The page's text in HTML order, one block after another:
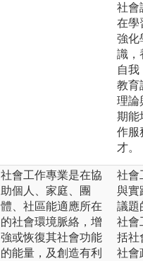
社會
在學
強化
識，
自我
教育
理論
期能
作服
才。
社會工作專業是在協
助個人、家庭、團
體、社區能適應所在
的社會環境脈絡，增
強或恢復其社會功能
的能量，及創造有利
社會
與實
議題
社會
括社
社會